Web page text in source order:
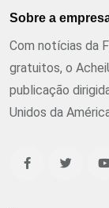
Sobre a
Com notícias da
gratuitos, o
publicação
Unidos da